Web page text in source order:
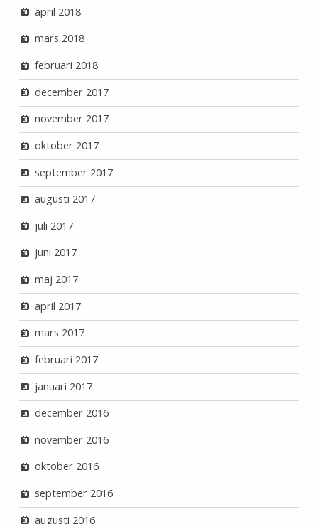
april 2018
mars 2018
februari 2018
december 2017
november 2017
oktober 2017
september 2017
augusti 2017
juli 2017
juni 2017
maj 2017
april 2017
mars 2017
februari 2017
januari 2017
december 2016
november 2016
oktober 2016
september 2016
augusti 2016